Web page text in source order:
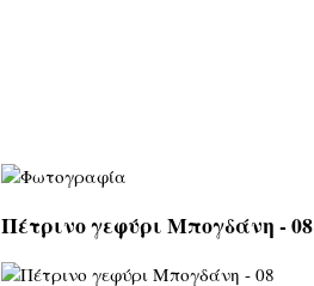
Πέτρινο γεφύρι Μπογδάνη - 08